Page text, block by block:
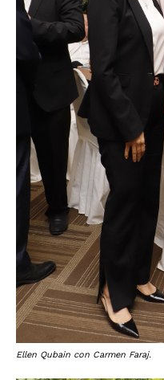
Ellen Qubain con Carmen Faraj.